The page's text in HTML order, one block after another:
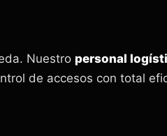
Nuestro personal
de accesos con total